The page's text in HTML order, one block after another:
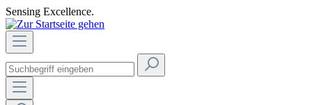
Sensing Excellence.